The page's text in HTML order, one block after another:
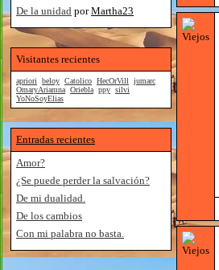
De la unidad porMartha23
Visitantes recientes
apriori beloy Catolico HecOrVill
jumarc
OmaryAriamna Oriebla ppy silvi
YoNoSoyElias
Entradas recientes
Amor?
¿Se puede perder la salvación?
De mi dualidad.
De los cambios
Con mi palabra no basta.